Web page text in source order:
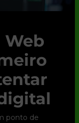
Web
ponto de